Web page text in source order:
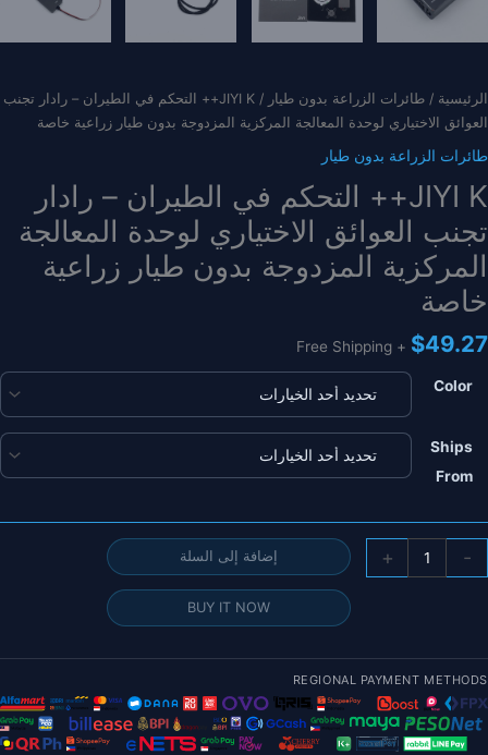
الرئيسية / طائرات الزراعة بدون طيار
/ JIYI K++ التحكم في الطيران – رادار تجنب
العوائق الاختياري لوحدة المعالجة المركزية المزدوجة بدون طيار زراعية خاصة
طائرات الزراعة بدون طيار
JIYI K++ التحكم في الطيران – رادار
تجنب العوائق الاختياري لوحدة المعالجة
المركزية المزدوجة بدون طيار زراعية
خاصة
$49.27
+ Free Shipping
Color
Ships
From
-
JIYI
رادار
تجنب
+ إضافة إلى السلة
BUY IT NOW
REGIONAL PAYMENT METHODS